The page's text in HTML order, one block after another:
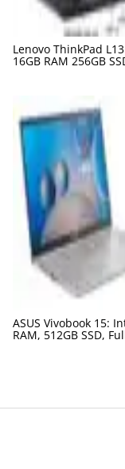
Lenovo ThinkPad
16GB RAM 256GB
ASUS Vivobook 15:
RAM, 512GB SSD,